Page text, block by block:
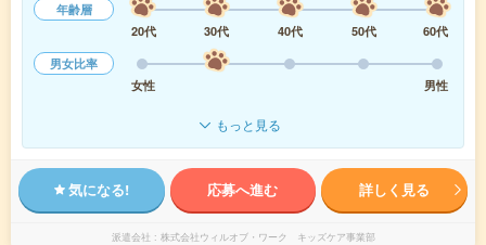
年齢層
20代
30代 40代 50代
60代
男女比率
女性
男性
もっと見る
気になる! 応募へ進む 詳しく見る
派遣会社 株式会社ウィルオブ・ワーク キッズケア事業部